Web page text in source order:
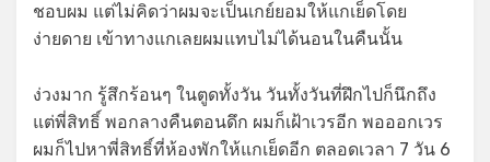
ชอบผม แต่ไม่คิดว่าผมจะเป็นเกย์ยอมให้แกเย็ดโดย
ง่ายดาย เข้าทางแกเลยผมแทบไม่ได้นอนในคืนนั้น
ง่วงมาก รู้สึกร้อนๆ ในตูดทั้งวัน วันทั้งวันที่ฝึกไปก็นึกถึง
แต่พี่สิทธิ์ พอกลางคืนตอนดึก ผมก็เฝ้าเวรอีก พอออกเวร
ผมก็ไปหาพี่สิทธิ์ที่ห้องพักให้แกเย็ดอีก ตลอดเวลา 7 วัน 6